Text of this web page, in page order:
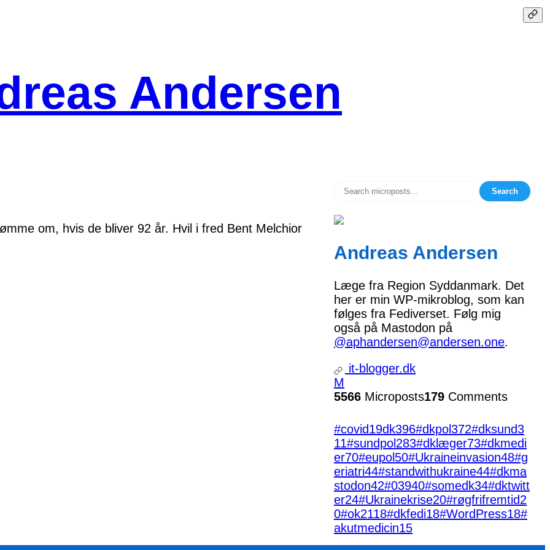
Andersen
om, hvis de bliver 92 år. Hvil i fred Bent Melchior
Search
Andreas Andersen
Læge fra Region Syddanmark. Det
her er min WP-mikroblog, som kan
følges fra Fediverset. Følg mig
også på Mastodon på
@aphandersen@andersen.one.
it-blogger.dk
M
5566 Microposts179 Comments
#covid19dk396#dkpol372#dksund3
11#sundpol 283#dklæger73#dkmedi
er70#eupol 50#Ukraineinvasion48#g
eriatri44#standwithukraine44#dkma
stodon42#03940#somedk34#dktwitt
er24#Ukrainekrise20#røgfrifremtid2
0#ok2118#dkfedi18#WordPress18#
akutmedicin15